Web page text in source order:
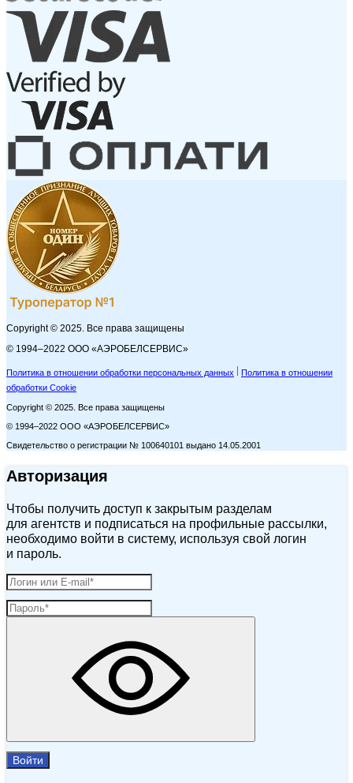
Copyright © 2025. Все права защищены
© 1994–2022 ООО «АЭРОБЕЛСЕРВИС»
Политика в отношении обработки персональных данных
Политика в отношении
обработки Cookie
Copyright © 2025. Все права защищены
© 1994–2022 ООО «АЭРОБЕЛСЕРВИС»
Свидетельство о регистрации № 100640101 выдано 14.05.2001
Авторизация
Чтобы получить доступ к закрытым разделам
для агентств и подписаться на профильные рассылки,
необходимо войти в систему, используя свой логин
и пароль.
Войти